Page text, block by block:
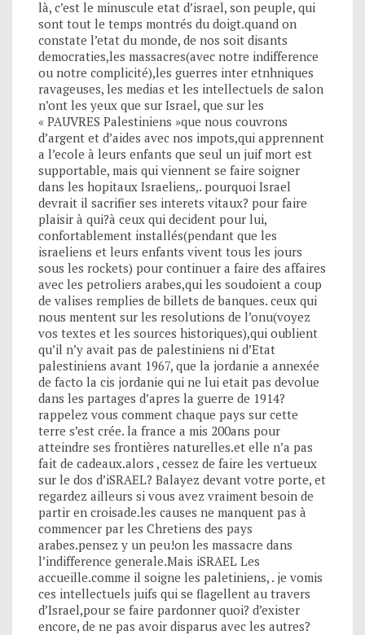
là, c’est le minuscule etat d’israel, son peuple, qui
sont tout le temps montrés du doigt.quand on
constate l’etat du monde, de nos soit disants
democraties,les massacres(avec notre indifference
ou notre complicité),les guerres inter etnhniques
ravageuses, les medias et les intellectuels de salon
n’ont les yeux que sur Israel, que sur les
« PAUVRES Palestiniens »que nous couvrons
d’argent et d’aides avec nos impots,qui apprennent
a l’ecole à leurs enfants que seul un juif mort est
supportable, mais qui viennent se faire soigner
dans les hopitaux Israeliens,. pourquoi Israel
devrait il sacrifier ses interets vitaux? pour faire
plaisir à qui?à ceux qui decident pour lui,
confortablement installés(pendant que les
israeliens et leurs enfants vivent tous les jours
sous les rockets) pour continuer a faire des affaires
avec les petroliers arabes,qui les soudoient a coup
de valises remplies de billets de banques. ceux qui
nous mentent sur les resolutions de l’onu(voyez
vos textes et les sources historiques),qui oublient
qu’il n’y avait pas de palestiniens ni d’Etat
palestiniens avant 1967, que la jordanie a annexée
de facto la cis jordanie qui ne lui etait pas devolue
dans les partages d’apres la guerre de 1914?
rappelez vous comment chaque pays sur cette
terre s’est crée. la france a mis 200ans pour
atteindre ses frontières naturelles.et elle n’a pas
fait de cadeaux.alors , cessez de faire les vertueux
sur le dos d’iSRAEL? Balayez devant votre porte, et
regardez ailleurs si vous avez vraiment besoin de
partir en croisade.les causes ne manquent pas à
commencer par les Chretiens des pays
arabes.pensez y un peu!on les massacre dans
l’indifference generale.Mais iSRAEL Les
accueille.comme il soigne les paletiniens, . je vomis
ces intellectuels juifs qui se flagellent au travers
d’Israel,pour se faire pardonner quoi? d’exister
encore, de ne pas avoir disparus avec les autres?